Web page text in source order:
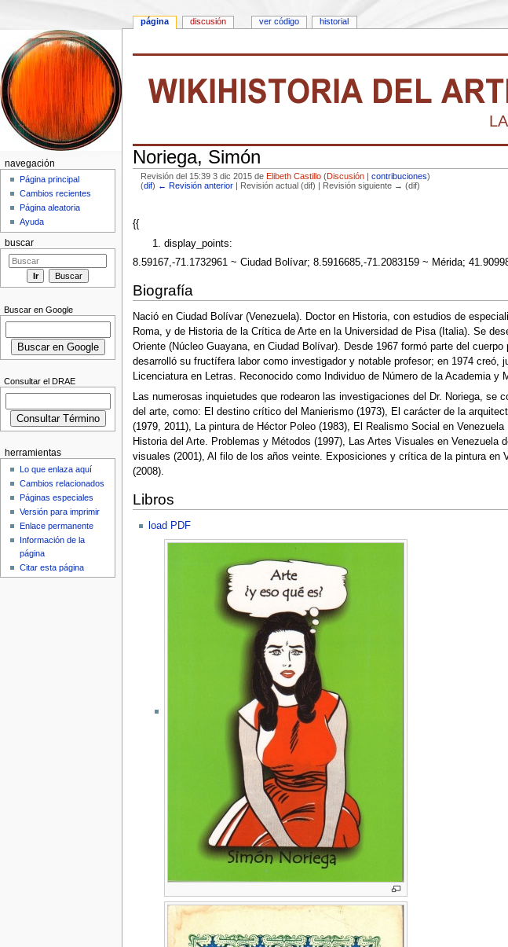
LA
Noriega, Simón
Revisión del 15:39 3 dic 2015 deElibeth Castillo (Discusión |contribuciones)
(dif) ← Revisión anterior | Revisión actual (dif) | Revisión siguiente → (dif)
{{
display_points:
8.59167,-71.1732961 ~ Ciudad Bolívar; 8.5916685,-71.2083159 ~ Mérida;
Biografía
Nació en Ciudad Bolívar (Venezuela). Doctor en Historia, con estudios de
Roma, y de Historia de la Crítica de Arte en la Universidad de Pisa (Italia). Se
Oriente (Núcleo Guayana, en Ciudad Bolívar). Desde 1967 formó parte del
desarrolló su fructífera labor como investigador y notable profesor; en 1974 creó,
Licenciatura en Letras. Reconocido como Individuo de Número de la Academia
Las numerosas inquietudes que rodearon las investigaciones del Dr. Noriega,
del arte, como: El destino crítico del Manierismo (1973), El carácter de la
(1979, 2011), La pintura de Héctor Poleo (1983), El Realismo Social en
Historia del Arte. Problemas y Métodos (1997), Las Artes Visuales en
visuales (2001), Al filo de los años veinte. Exposiciones y crítica de la pintura en
(2008).
Libros
load PDF
página discusión ver código historial
navegación
Página principal
Cambios recientes
Página aleatoria
Ayuda
buscar
Buscar en Google
Consultar el DRAE
herramientas
Lo que enlaza aquí
Cambios relacionados
Páginas especiales
Versión para imprimir
Enlace permanente
Información de la
página
Citar esta página